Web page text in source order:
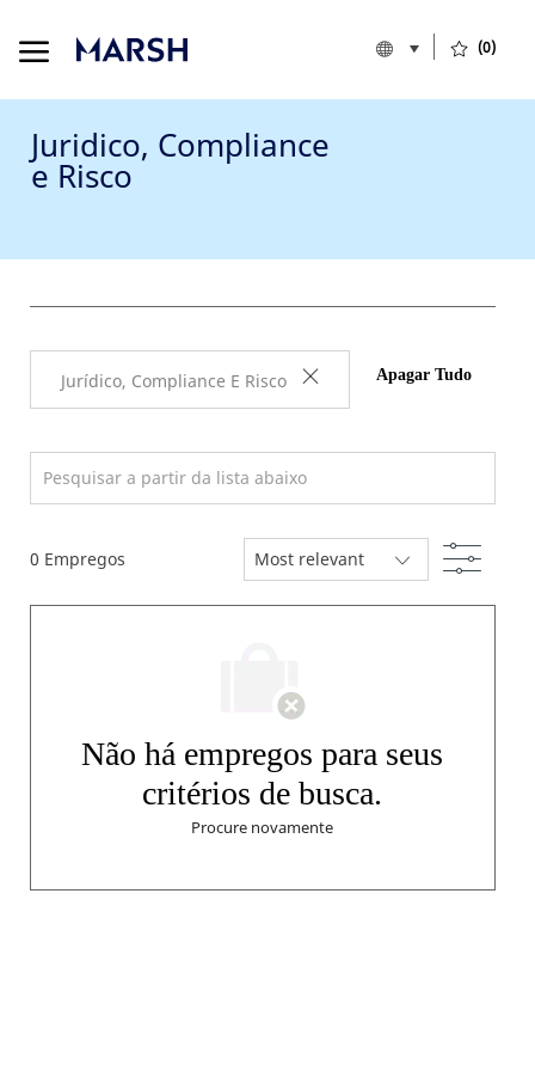
Language
Portuguese
Portuguese (Brazil)
(0)
Juridico, Compliance
​​​​​​​e Risco
Jurídico, Compliance E Risco Apagar Tudo
0 Empregos Filtro
Não há empregos para seus
critérios de busca.
Procure novamente